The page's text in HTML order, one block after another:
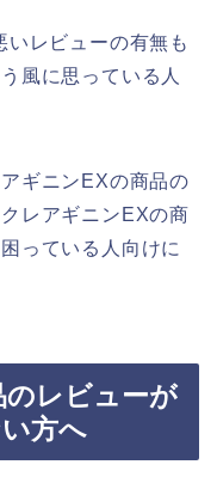
レビューの有無も
風に思っている人
ギニンEXの商品の
レアギニンEXの商
っている人向けに
レビューが
方へ